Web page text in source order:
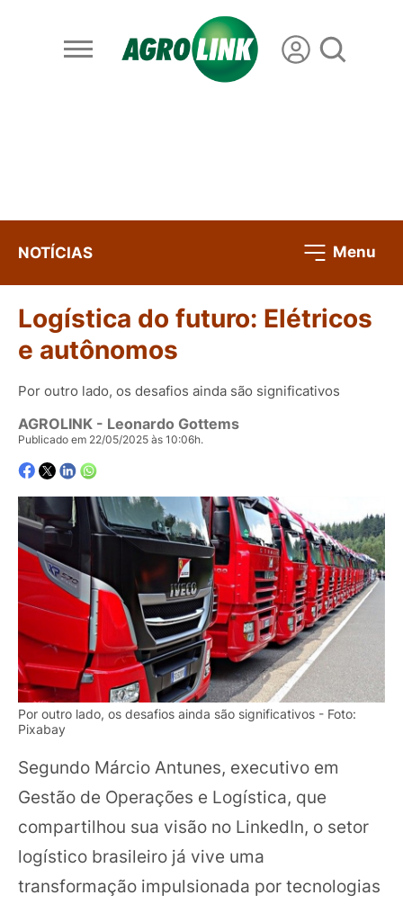
NOTÍCIAS Menu
Logística do futuro: Elétricos
e autônomos
Por outro lado, os desafios ainda são significativos
AGROLINK - Leonardo Gottems
Publicado em 22/05/2025 às 10:06h.
Por outro lado, os desafios ainda são significativos - Foto:
Pixabay
Segundo Márcio Antunes, executivo em
Gestão de Operações e Logística, que
compartilhou sua visão no LinkedIn, o setor
logístico brasileiro já vive uma
transformação impulsionada por tecnologias